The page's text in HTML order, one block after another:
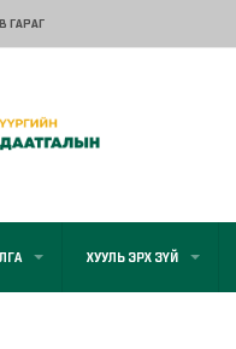
ГАРАГ
ХУУЛЬ ЭРХ ЗҮЙ